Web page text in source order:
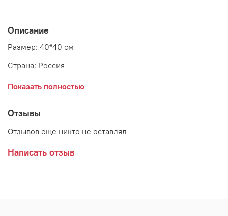
Описание
Размер: 40*40 см
Страна: Россия
подушки белого цвета украшена цветочным витиеватым
декорированы небольшими складками.
Показать полностью
Отзывы
Отзывов еще никто не оставлял
Написать отзыв